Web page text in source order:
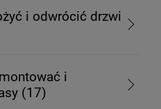
i odwrócić drzwi
i
(17)